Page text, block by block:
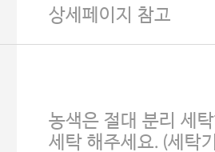
상세페이지 참고
농색은 절대 분리 세
세탁 해주세요. (세탁